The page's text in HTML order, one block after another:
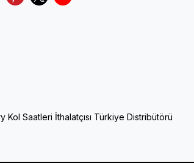
Saatleri İthalatçısı Türkiye Distribütörü